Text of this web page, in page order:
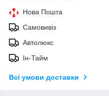
Нова Пошта
Самовивіз
Автолюкс
Ін-Тайм
Всі умови доставки